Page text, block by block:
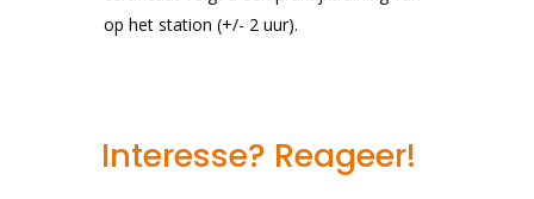
op het station (+/- 2 uur).
Interesse? Reageer!